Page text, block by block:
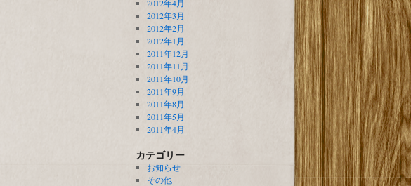
2012年4月
2012年3月
2012年2月
2012年1月
2011年12月
2011年11月
2011年10月
2011年9月
2011年8月
2011年5月
2011年4月
カテゴリー
お知らせ
その他